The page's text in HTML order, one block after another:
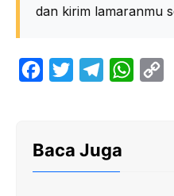
dan kirim lamaranmu
g
W
Baca Juga